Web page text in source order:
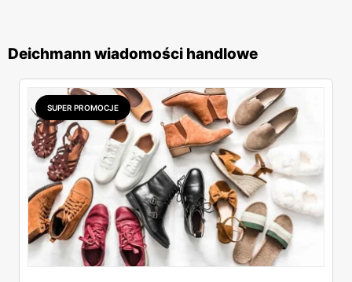
Deichmann wiadomości handlowe
SUPER PROMOCJE